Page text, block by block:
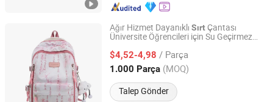
Ağır Hizmet Dayanıklı Sırt Çantası
Üniversite Öğrencileri için Su Geçirmez
$4,52-4,98 / Parça
1.000 Parça (MOQ)
Talep Gönder
Shanghai Heyin Silk Co., Ltd.
Shanghai, China Fiyat 2025